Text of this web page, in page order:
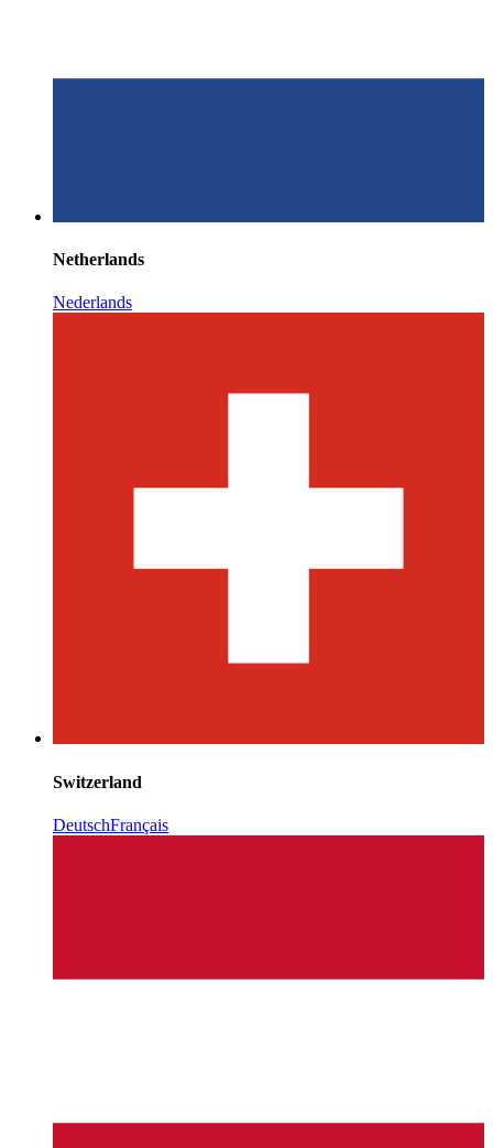
Netherlands
Nederlands
Switzerland
DeutschFrançais